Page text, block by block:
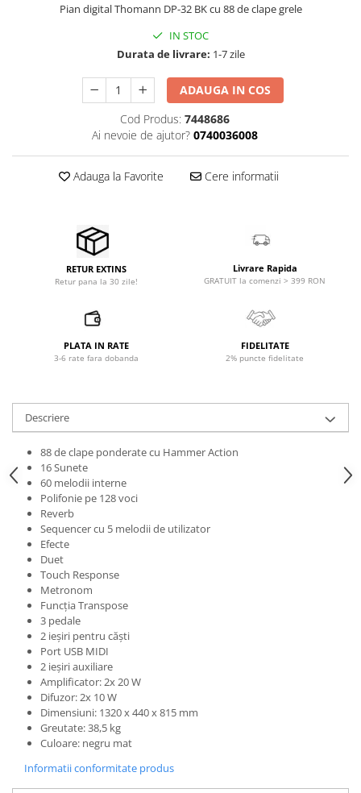
Microfoane pt instalatii si
Microfoane Suspendabile
Microfoane wireless si sisteme
Stative de microfon
Accesorii de microfoane
Controllere MIDI - USB DAW
Controllere monitoare de studio
Interfete audio
Interfete MIDI si Cabluri Midi-USB
Microfoane de studio
Pop filtre
Preamplificatoare
Protectii antifonice pentru urechi
Rack studio
Recordere de studio
Recordere portabile
Sintetizatoare
Standuri si stative de monitoare
Subwoofere de studio
Tratament acustic
Lumini si efecte
Accesorii pentru lumini
Bare Led
Cabluri de Alimentare
Case-uri de lumini
Comenzi si controllere
Ecrane LED
Efecte de lumini
Lasere
Pian digital Thomann DP-32 BK cu 88 de clape grele
IN STOC
Durata de livrare: 1-7 zile
ADAUGA IN COS
Cod Produs: 7448686
Ai nevoie de ajutor? 0740036008
Adauga la Favorite Cere informatii
RETUR EXTINS
Retur pana la 30 zile!
Livrare Rapida
GRATUIT la comenzi > 399 RON
PLATA IN RATE
3-6 rate fara dobanda
FIDELITATE
2% puncte fidelitate
Descriere
88 de clape ponderate cu Hammer Action
16 Sunete
60 melodii interne
Polifonie pe 128 voci
Reverb
Sequencer cu 5 melodii de utilizator
Efecte
Duet
Touch Response
Metronom
Funcția Transpose
3 pedale
2 ieșiri pentru căști
Port USB MIDI
2 ieșiri auxiliare
Amplificator: 2x 20 W
Difuzor: 2x 10 W
Dimensiuni: 1320 x 440 x 815 mm
Greutate: 38,5 kg
Culoare: negru mat
Informatii conformitate produs